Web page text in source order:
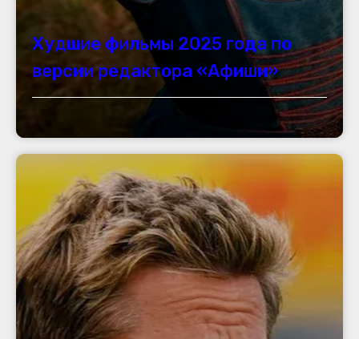
Худшие фильмы 2025 года по
версии редактора «Афиши»